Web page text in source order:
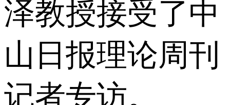
泽教授接受了中
山日报理论周刊
记者专访。